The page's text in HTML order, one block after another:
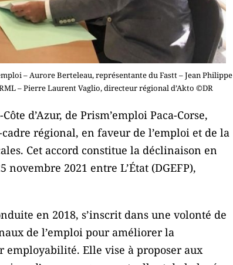
– Aurore Berteleau, représentante du Fastt – Jean Philippe
– Pierre Laurent Vaglio, directeur régional d’Akto ©DR
d’Azur, de Prism’emploi Paca-Corse,
régional, en faveur de l’emploi et de la
Cet accord constitue la déclinaison en
2021 entre L’État (DGEFP),
en 2018, s’inscrit dans une volonté de
de l’emploi pour améliorer la
Elle vise à proposer aux